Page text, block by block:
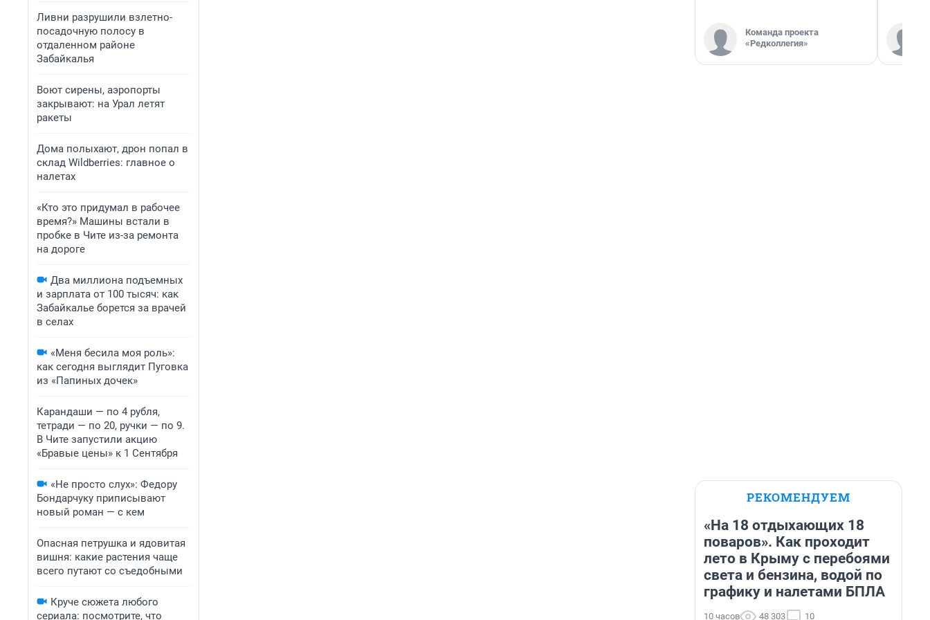
Ливни разрушили взлетно-
посадочную полосу в
отдаленном районе
Забайкалья
Воют сирены, аэропорты
закрывают: на Урал летят
ракеты
Дома полыхают, дрон попал в
склад Wildberries: главное о
налетах
«Кто это придумал в рабочее
время?» Машины встали в
пробке в Чите из-за ремонта
на дороге
Два миллиона подъемных
и зарплата от 100 тысяч: как
Забайкалье борется за врачей
в селах
«Меня бесила моя роль»:
как сегодня выглядит Пуговка
из «Папиных дочек»
Карандаши — по 4 рубля,
тетради — по 20, ручки — по 9.
В Чите запустили акцию
«Бравые цены» к 1 Сентября
«Не просто слух»: Федору
Бондарчуку приписывают
новый роман — с кем
Опасная петрушка и ядовитая
вишня: какие растения чаще
всего путают со съедобными
Круче сюжета любого
сериала: посмотрите, что
Команда проекта
«Редколлегия»
РЕКОМЕНДУЕМ
«На 18 отдыхающих 18
поваров». Как проходит
лето в Крыму с перебоями
света и бензина, водой по
графику и налетами БПЛА
10 часов 48 303 10